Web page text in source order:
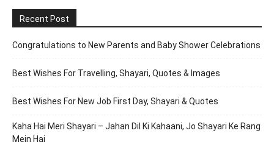
Recent Post
Congratulations to New Parents and Baby Shower Celebrations
Best Wishes For Travelling, Shayari, Quotes & Images
Best Wishes For New Job First Day, Shayari & Quotes
Kaha Hai Meri Shayari – Jahan Dil Ki Kahaani, Jo Shayari Ke Rang
Mein Hai